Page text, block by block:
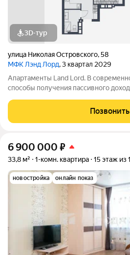
3D-тур
улица Николая Островского,58
МФК Лэнд Лорд, 3 квартал 2029
Апартаменты Land Lord. В
способы получения пассивного
доходных инвестиций стали
коммерческая недвижимость. Проект
Позвонить
6 900 000 ₽
33,8 м² 1-комн. квартира 15 этаж из
новостройка онлайн показ